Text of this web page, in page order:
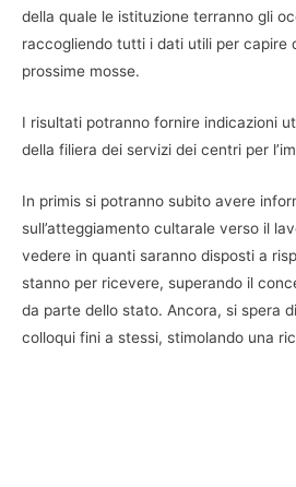
della quale le istituzione terranno gli
raccogliendo tutti i dati utili per capire
prossime mosse.
I risultati potranno fornire indicazioni
della filiera dei servizi dei centri per
In primis si potranno subito avere
sull’atteggiamento cultarale verso il
vedere in quanti saranno disposti a
stanno per ricevere, superando il
da parte dello stato. Ancora, si spera
colloqui fini a stessi, stimolando una